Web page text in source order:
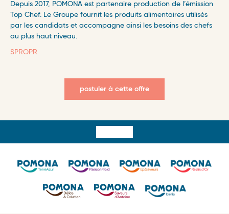
Depuis 2017, POMONA est partenaire production de l’émission
Top Chef. Le Groupe fournit les produits alimentaires utilisés
par les candidats et accompagne ainsi les besoins des chefs
au plus haut niveau.
SPROPR
postuler à cette offre
Surfooter
menu